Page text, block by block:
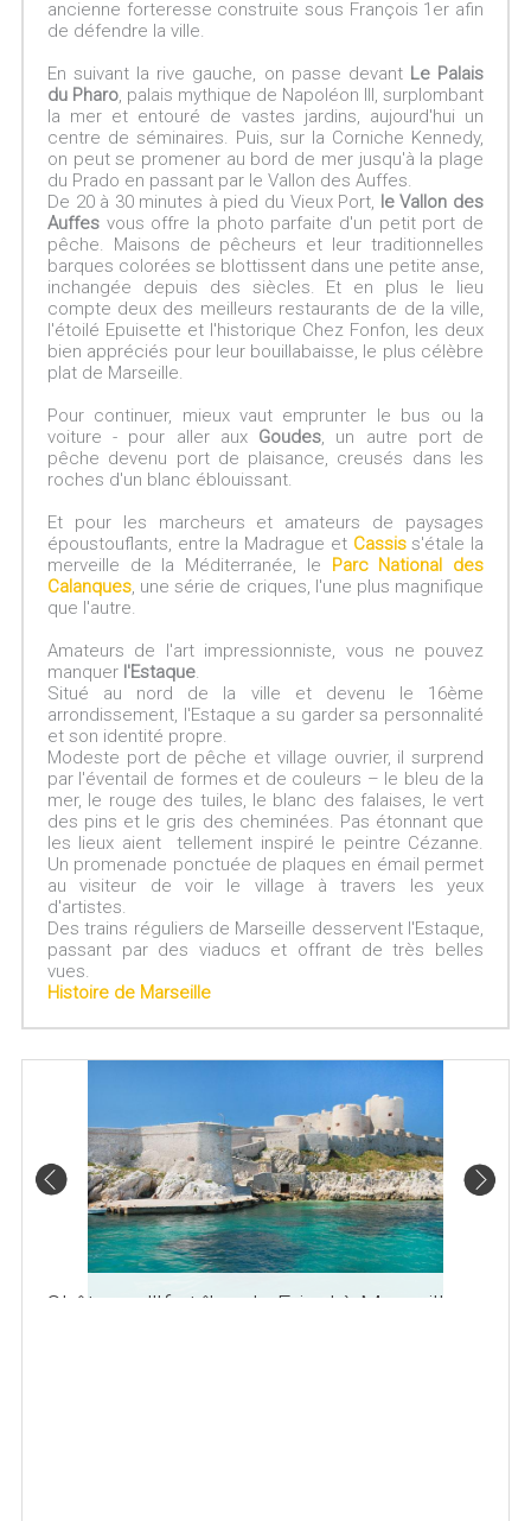
ancienne forteresse construite sous François 1er afin
de défendre la ville.
En suivant la rive gauche, on passe devant Le Palais
du Pharo, palais mythique de Napoléon III, surplombant
la mer et entouré de vastes jardins, aujourd'hui un
centre de séminaires. Puis, sur la Corniche Kennedy,
on peut se promener au bord de mer jusqu'à la plage
du Prado en passant par le Vallon des Auffes.
De 20 à 30 minutes à pied du Vieux Port, le Vallon des
Auffesvous offre la photo parfaite d'un petit port de
pêche. Maisons de pêcheurs et leur traditionnelles
barques colorées se blottissent dans une petite anse,
inchangée depuis des siècles. Et en plus le lieu
compte deux des meilleurs restaurants de de la ville,
l'étoilé Epuisette et l'historique Chez Fonfon, les deux
bien appréciés pour leur bouillabaisse, le plus célèbre
plat de Marseille.
Pour continuer, mieux vaut emprunter le bus ou la
voiture - pour aller auxGoudes, un autre port de
pêche devenu port de plaisance, creusés dans les
roches d'un blanc éblouissant.
Et pour les marcheurs et amateurs de paysages
époustouflants, entre la Madrague et Cassiss'étale la
merveille de la Méditerranée, le Parc National des
Calanques, une série de criques, l'une plus magnifique
que l'autre.
Amateurs de l'art impressionniste, vous ne pouvez
manquer l'Estaque.
Situé au nord de la ville et devenu le 16ème
arrondissement, l'Estaque a su garder sa personnalité
et son identité propre.
Modeste port de pêche et village ouvrier, il surprend
par l'éventail de formes et de couleurs – le bleu de la
mer, le rouge des tuiles, le blanc des falaises, le vert
des pins et le gris des cheminées. Pas étonnant que
les lieux aient tellement inspiré le peintre Cézanne.
Un promenade ponctuée de plaques en émail permet
au visiteur de voir le village à travers les yeux
d'artistes.
Des trains réguliers de Marseille desservent l'Estaque,
passant par des viaducs et offrant de très belles
vues.
Histoire de Marseille
Château d'If et îles du Frioul à Marseille